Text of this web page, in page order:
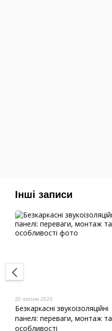
Інші записи
20 липня 2026
Безкаркасні звукоізоляційні
панелі: переваги, монтаж та
особливості